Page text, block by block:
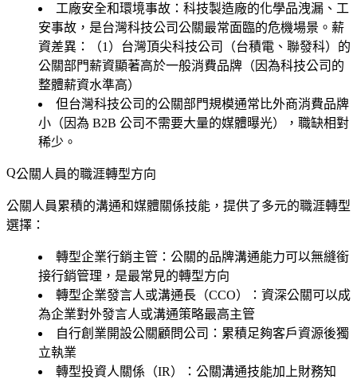
工廠安全和環境事故 ：科技製造廠的化學品洩漏、工
安事故，是台灣科技公司公關最常面臨的危機場景。薪
資差異：（1）台灣頂尖科技公司（台積電、聯發科）的
公關部門薪資顯著高於一般消費品牌（因為科技公司的
整體薪資水準高）
但台灣科技公司的公關部門規模通常比外商消費品牌
小（因為 B2B 公司不需要大量的媒體曝光），職缺相對
稀少。
公關人員的職涯轉型方向
公關人員累積的溝通和媒體關係技能，提供了多元的職涯轉型
選擇：
轉型企業行銷主管 ：公關的品牌溝通能力可以無縫銜
接行銷管理，是最常見的轉型方向
轉型企業發言人或溝通長（CCO）
：資深公關可以成
為企業對外發言人或溝通策略最高主管
自行創業開設公關顧問公司 ：累積足夠客戶資源後獨
立執業
轉型投資人關係（IR）
：公關溝通技能加上財務知